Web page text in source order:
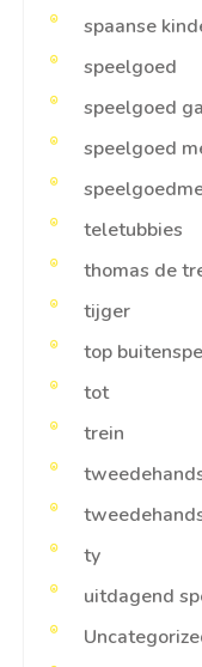
spaanse
speelgoed
speelgoed
speelgoed
teletubbies
thomas de
tijger
top
tot
trein
ty
uitdagend